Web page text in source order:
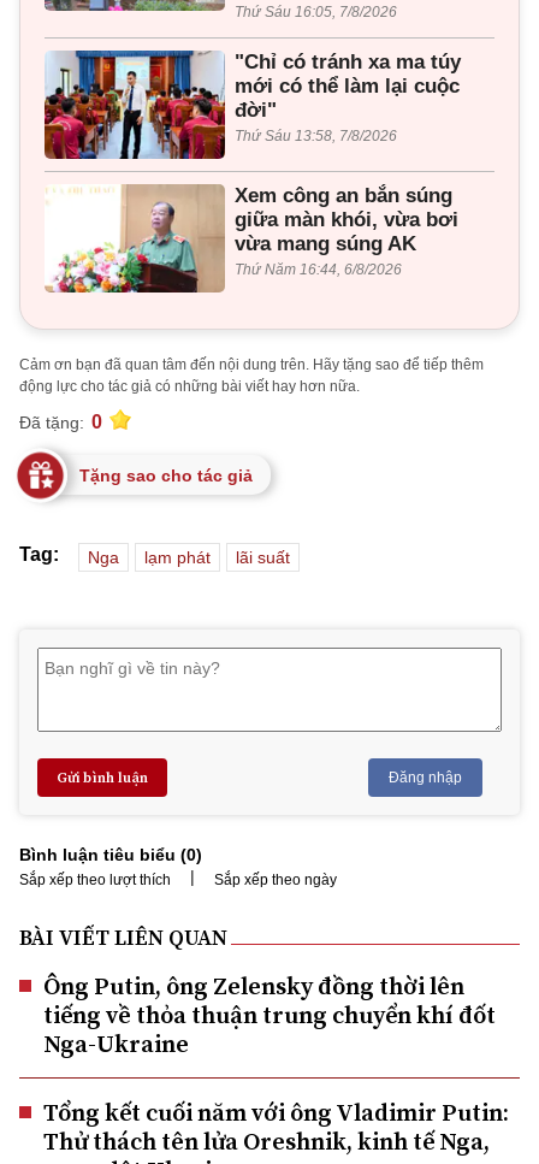
Thứ Sáu 16:05, 7/8/2026
"Chỉ có tránh xa ma túy
mới có thể làm lại cuộc
đời"
Thứ Sáu 13:58, 7/8/2026
Xem công an bắn súng
giữa màn khói, vừa bơi
vừa mang súng AK
Thứ Năm 16:44, 6/8/2026
Cảm ơn bạn đã quan tâm đến nội dung trên. Hãy tặng sao để tiếp thêm
động lực cho tác giả có những bài viết hay hơn nữa.
Đã tặng: 0
Tặng sao cho tác giả
Tag: Nga lạm phát lãi suất
Gửi bình luận Đăng nhập
Bình luận tiêu biểu (0)
Sắp xếp theo lượt thích | Sắp xếp theo ngày
BÀI VIẾT LIÊN QUAN
Ông Putin, ông Zelensky đồng thời lên
tiếng về thỏa thuận trung chuyển khí đốt
Nga-Ukraine
Tổng kết cuối năm với ông Vladimir Putin:
Thử thách tên lửa Oreshnik, kinh tế Nga,